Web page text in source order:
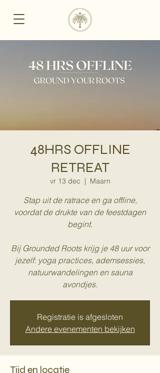
48HRS OFFLINE
RETREAT
vr 13 dec
  |
Maarn
Stap uit de ratrace en ga offline,
voordat de drukte van de feestdagen
begint.
Bij Grounded Roots krijg je 48 uur voor
jezelf: yoga practices, ademsessies,
natuurwandelingen en sauna
avondjes.
Registratie is afgesloten
Andere evenementen bekijken
Tijd en locatie